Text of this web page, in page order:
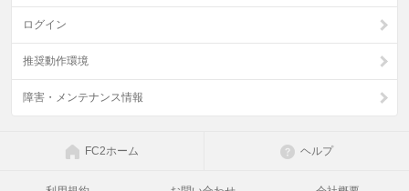
ログイン
推奨動作環境
障害・メンテナンス情報
FC2ホーム ヘルプ